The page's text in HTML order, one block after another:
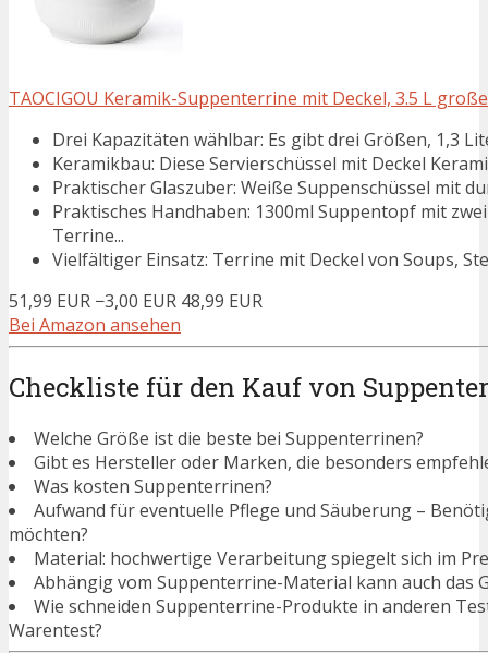
TAOCIGOU Keramik-Suppenterrine mit Deckel, 3.5 L
Drei Kapazitäten wählbar: Es gibt drei Größen, 1,3
Keramikbau: Diese Servierschüssel mit Deckel
Praktischer Glaszuber: Weiße Suppenschüssel mit
Praktisches Handhaben: 1300ml Suppentopf mit
Terrine...
Vielfältiger Einsatz: Terrine mit Deckel von Soups,
51,99 EUR −3,00 EUR 48,99 EUR
Bei Amazon ansehen
Checkliste für den Kauf von
Welche Größe ist die beste bei Suppenterrinen?
Gibt es Hersteller oder Marken, die besonders
Was kosten Suppenterrinen?
Aufwand für eventuelle Pflege und Säuberung –
möchten?
Material: hochwertige Verarbeitung spiegelt sich im
Abhängig vom Suppenterrine-Material kann auch das
Wie schneiden Suppenterrine-Produkte in anderen
Warentest?